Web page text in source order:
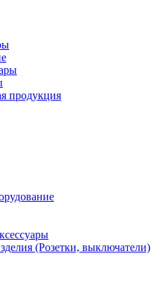
продукция
(Розетки, выключатели)